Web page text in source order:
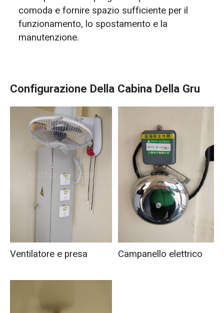
comoda e fornire spazio sufficiente per il
funzionamento, lo spostamento e la
manutenzione.
Configurazione Della Cabina Della Gru
Ventilatore e presa Campanello elettrico